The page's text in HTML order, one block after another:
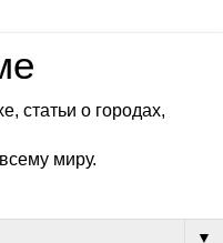
статьи о городах,
миру.
▼